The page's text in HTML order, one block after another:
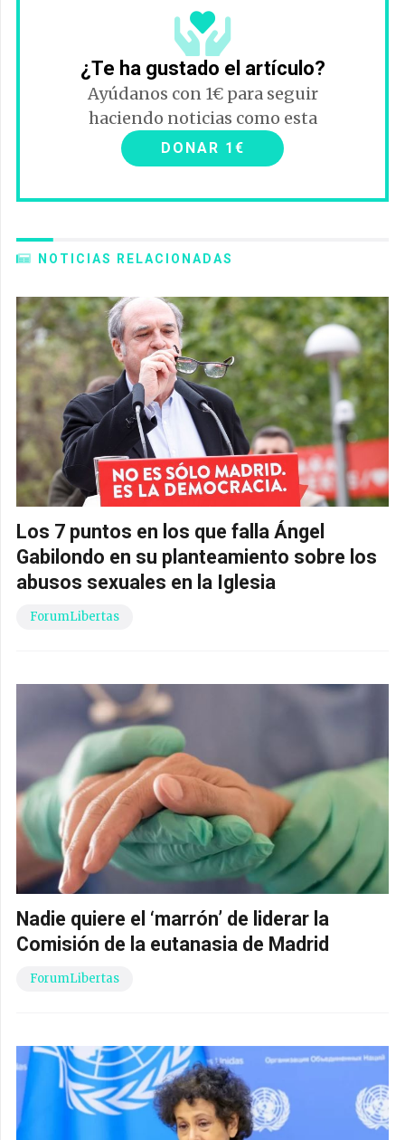
¿Te ha gustado el artículo?
Ayúdanos con 1€ para seguir
haciendo noticias como esta
DONAR 1€
NOTICIAS RELACIONADAS
Los 7 puntos en los que falla Ángel
Gabilondo en su planteamiento sobre los
abusos sexuales en la Iglesia
ForumLibertas
Nadie quiere el ‘marrón’ de liderar la
Comisión de la eutanasia de Madrid
ForumLibertas